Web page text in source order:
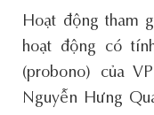
Hoạt động tham
hoạt động có
(probono) của
Nguyễn Hưng